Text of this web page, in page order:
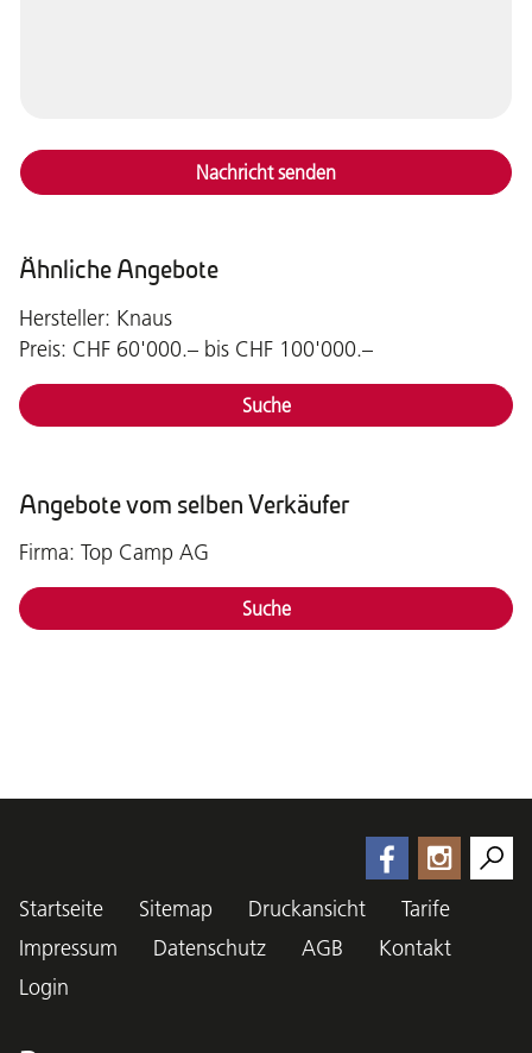
Nachricht senden
Ähnliche Angebote
Hersteller: Knaus
Preis: CHF 60'000.– bis CHF 100'000.–
Suche
Angebote vom selben Verkäufer
Firma: Top Camp AG
Suche
Startseite Sitemap Druckansicht
Tarife
Impressum
Datenschutz AGB
Kontakt
Login